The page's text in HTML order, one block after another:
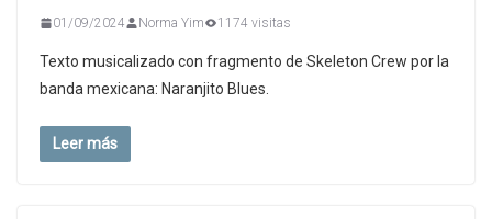
01/09/2024 Norma Yim 1174 visitas
Texto musicalizado con fragmento de Skeleton Crew por la
banda mexicana: Naranjito Blues.
Leer más